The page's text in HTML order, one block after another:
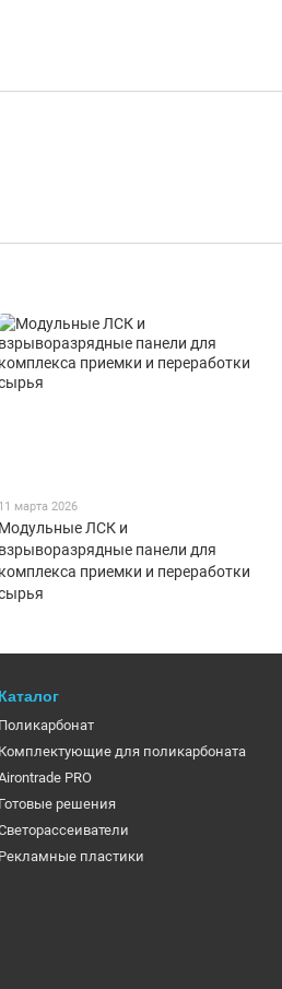
11 марта 2026
Модульные ЛСК и
взрыворазрядные панели для
комплекса приемки и переработки
Каталог
Поликарбонат
Комплектующие для поликарбоната
PRO
Готовые решения
Рекламные пластики